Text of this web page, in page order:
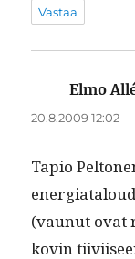
Vastaa
Elmo
20.8.2009 12:02
Tapio
(vaunut ovat
kovin